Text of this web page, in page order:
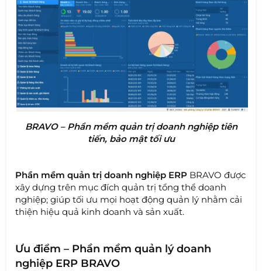
BRAVO – Phần mềm quản trị doanh nghiệp tiên
tiến, bảo mật tối ưu
Phần mềm quản trị doanh nghiệp ERP BRAVO được
xây dựng trên mục đích quản trị tổng thể doanh
nghiệp; giúp tối ưu mọi hoạt động quản lý nhằm cải
thiện hiệu quả kinh doanh và sản xuất.
Ưu điểm – Phần mềm quản lý doanh
nghiệp ERP BRAVO